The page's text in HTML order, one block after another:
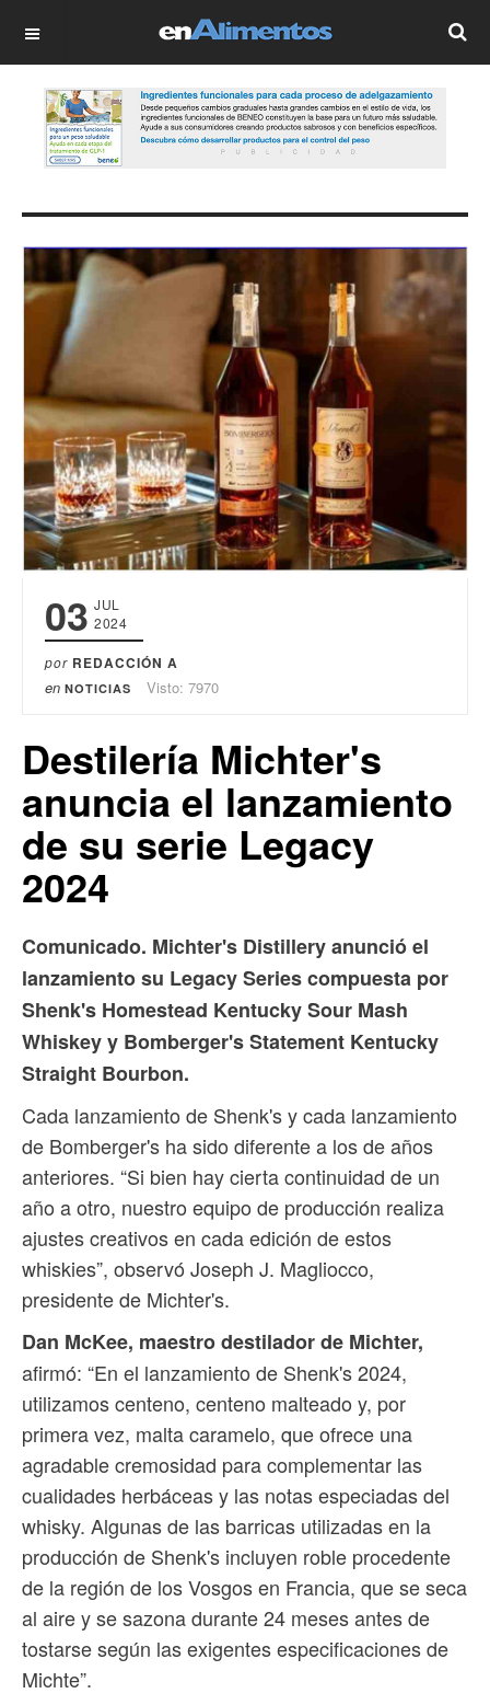
OFF CANVAS
03 JUL
2024
por REDACCIÓN A
en NOTICIAS Visto: 7970
Destilería Michter's
anuncia el lanzamiento
de su serie Legacy
2024
Comunicado. Michter's Distillery anunció el
lanzamiento su Legacy Series compuesta por
Shenk's Homestead Kentucky Sour Mash
Whiskey y Bomberger's Statement Kentucky
Straight Bourbon.
Cada lanzamiento de Shenk's y cada lanzamiento
de Bomberger's ha sido diferente a los de años
anteriores. “Si bien hay cierta continuidad de un
año a otro, nuestro equipo de producción realiza
ajustes creativos en cada edición de estos
whiskies”, observó Joseph J. Magliocco,
presidente de Michter's.
Dan McKee, maestro destilador de Michter,
afirmó: “En el lanzamiento de Shenk's 2024,
utilizamos centeno, centeno malteado y, por
primera vez, malta caramelo, que ofrece una
agradable cremosidad para complementar las
cualidades herbáceas y las notas especiadas del
whisky. Algunas de las barricas utilizadas en la
producción de Shenk's incluyen roble procedente
de la región de los Vosgos en Francia, que se seca
al aire y se sazona durante 24 meses antes de
tostarse según las exigentes especificaciones de
Michte”.